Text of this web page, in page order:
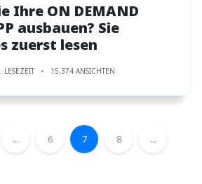
Ihre ON DEMAND
ausbauen? Sie
zuerst lesen
LESEZEIT 15,374 ANSICHTEN
... 6 7 8 ...